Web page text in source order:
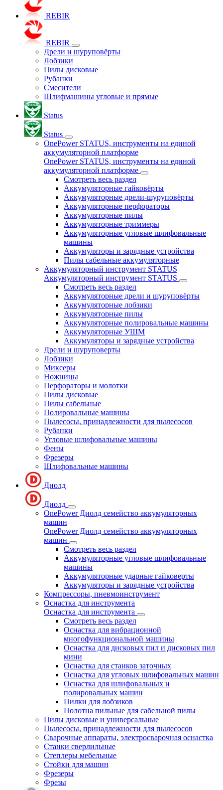
REBIR
REBIR
Дрели и шуруповёрты
Лобзики
Пилы дисковые
Рубанки
Смесители
Шлифмашины угловые и прямые
Status
Status
OnePower STATUS, инструменты на единой
аккумуляторной платформе
OnePower STATUS, инструменты на единой
аккумуляторной платформе
Смотреть весь раздел
Аккумуляторные гайковёрты
Аккумуляторные дрели-шуруповёрты
Аккумуляторные перфораторы
Аккумуляторные пилы
Аккумуляторные триммеры
Аккумуляторные угловые шлифовальные
машины
Аккумуляторы и зарядные устройства
Пилы сабельные аккумуляторные
Аккумуляторный инструмент STATUS
Аккумуляторный инструмент STATUS
Смотреть весь раздел
Аккумуляторные дрели и шуруповёрты
Аккумуляторные лобзики
Аккумуляторные пилы
Аккумуляторные полировальные машины
Аккумуляторные УШМ
Аккумуляторы и зарядные устройства
Дрели и шуруповерты
Лобзики
Миксеры
Ножницы
Перфораторы и молотки
Пилы дисковые
Пилы сабельные
Полировальные машины
Пылесосы, принадлежности для пылесосов
Рубанки
Угловые шлифовальные машины
Фены
Фрезеры
Шлифовальные машины
Диолд
Диолд
OnePower Диолд семейство аккумуляторных
машин
OnePower Диолд семейство аккумуляторных
машин
Смотреть весь раздел
Аккумуляторные угловые шлифовальные
машины
Аккумуляторные ударные гайковерты
Аккумуляторы и зарядные устройства
Компрессоры, пневмоинструмент
Оснастка для инструмента
Оснастка для инструмента
Смотреть весь раздел
Оснастка для вибрационной
многофункциональной машины
Оснастка для дисковых пил и дисковых пил
мини
Оснастка для станков заточных
Оснастка для угловых шлифовальных машин
Оснастка для шлифовальных и
полировальных машин
Пилки для лобзиков
Полотна пильные для сабельной пилы
Пилы дисковые и универсальные
Пылесосы, принадлежности для пылесосов
Сварочные аппараты, электросварочная оснастка
Станки сверлильные
Степлеры мебельные
Стойки для машин
Фрезеры
Фрезы